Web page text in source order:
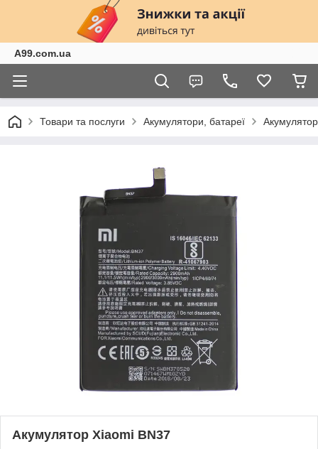
A99.com.ua
Товари та послуги Акумулятори, батареї
Акумулятор Xiaomi BN37